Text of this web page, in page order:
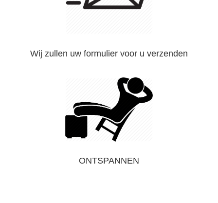
Wij zullen uw formulier voor u verzenden
ONTSPANNEN